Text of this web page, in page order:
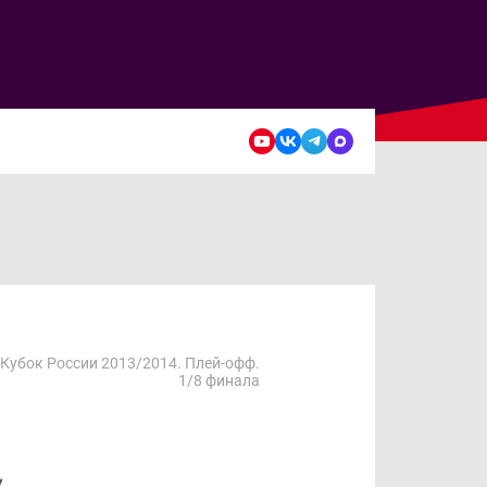
Кубок России 2013/2014. Плей-офф.
1/8 финала